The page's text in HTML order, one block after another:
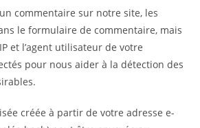
commentaire sur notre site, les
le formulaire de commentaire, mais
et l’agent utilisateur de votre
pour nous aider à la détection des
créée à partir de votre adresse e-